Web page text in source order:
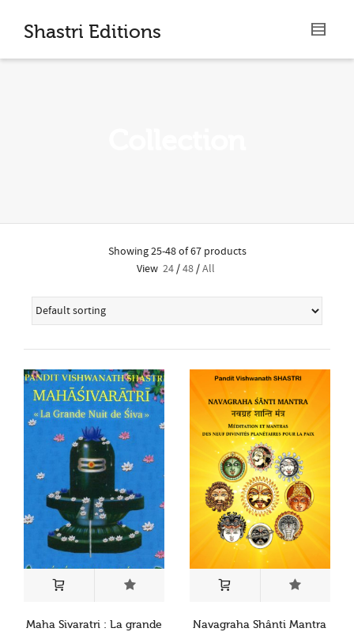
I'm looking for product
Show me thecolouritems.
Shastri Editions
Showing 25-48 of 67 products
View 24/48/All
Maha Sivaratri : La grande
Navagraha Shânti Mantra